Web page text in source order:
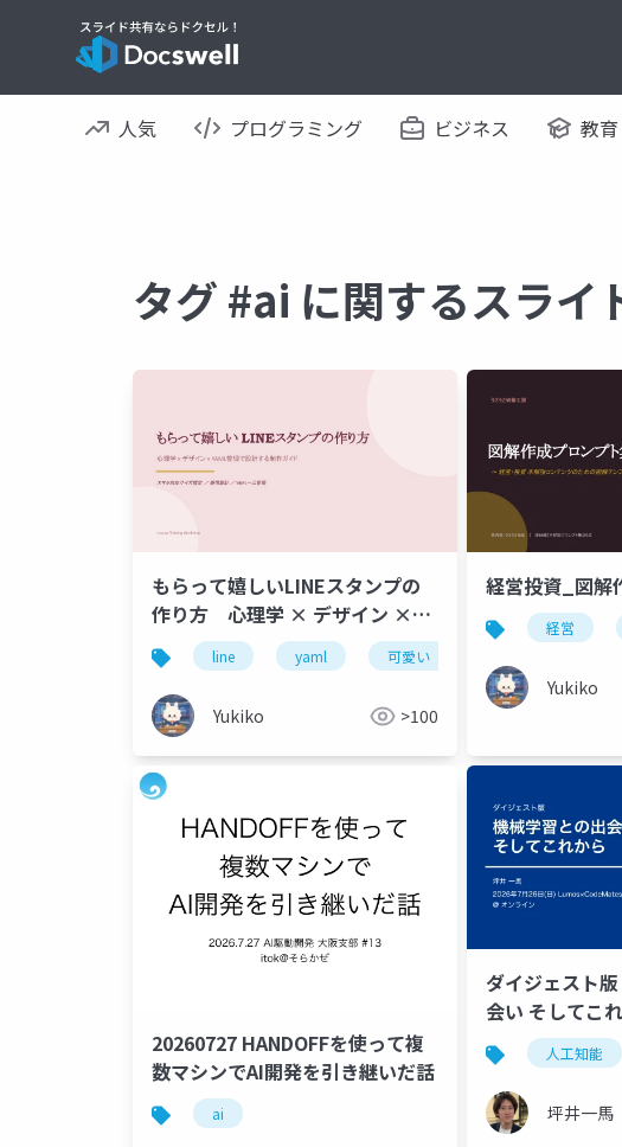
人気 プログラミング ビジネス 教育
タグ #ai に関するスライ
もらって嬉しいLINEスタンプの
作り方 心理学 × デザイン ×
YAML管理で設計する制作ガイ
ド スマホ対応サイズ規定 ／ 感
情設計 ／ YAML一元管理
line yaml 可愛い
Yukiko >100
経営投資_図解
経営
Yukiko
20260727 HANDOFFを使って複
数マシンでAI開発を引き継いだ話
ai
ダイジェスト
会い そしてこ
人工知能
坪井一馬